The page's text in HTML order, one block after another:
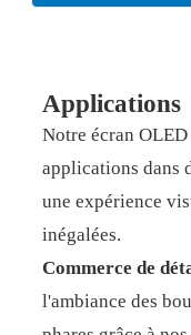
Applications
Notre écran
applications dans
une expérience
inégalées.
Commerce de
l'ambiance des